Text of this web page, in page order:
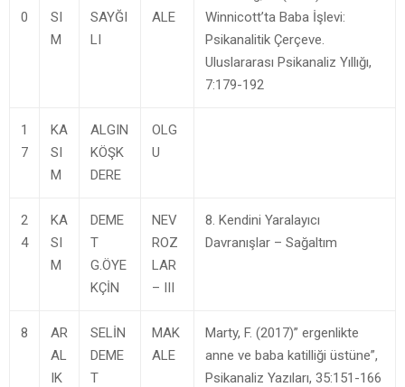
0
SI
M
SAYĞI
LI
ALE
Winnicott’ta Baba İşlevi:
Psikanalitik Çerçeve.
Uluslararası Psikanaliz Yıllığı,
7:179-192
1
7
KA
SI
M
ALGIN
KÖŞK
DERE
OLG
U
2
4
KA
SI
M
DEME
T
G.ÖYE
KÇİN
NEV
ROZ
LAR
– III
8. Kendini Yaralayıcı
Davranışlar – Sağaltım
8
AR
AL
IK
SELİN
DEME
T
MAK
ALE
Marty, F. (2017)” ergenlikte
anne ve baba katilliği üstüne”,
Psikanaliz Yazıları, 35:151-166